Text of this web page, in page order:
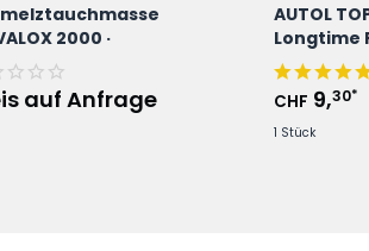
2000 ·
· 10 kg
auf Anfrage
AUTOL
Longtime
Variokopf
CHF 9,30*
1 Stück